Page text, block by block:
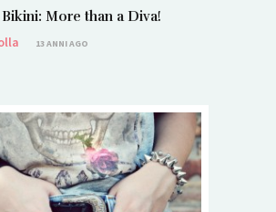
More than a Diva!
13 ANNI AGO